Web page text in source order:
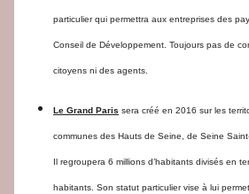
particulier qui permettra aux entreprises des
Conseil de Développement. Toujours pas de
citoyens ni des agents.
Le Grand Paris sera créé en 2016 sur les
communes des Hauts de Seine, de Seine
Il regroupera 6 millions d’habitants divisés en
habitants. Son statut particulier vise à lui